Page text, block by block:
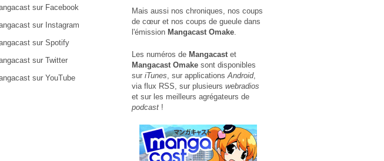
sur Facebook
sur Instagram
sur Spotify
sur Twitter
sur YouTube
Mais aussi nos chroniques, nos coups
de cœur et nos coups de gueule dans
l'émission Mangacast Omake.
Les numéros de Mangacastet
Mangacast Omake sont disponibles
sur iTunes, sur applicationsAndroid,
via flux RSS, sur plusieurs webradios
et sur les meilleurs agrégateurs de
podcast !